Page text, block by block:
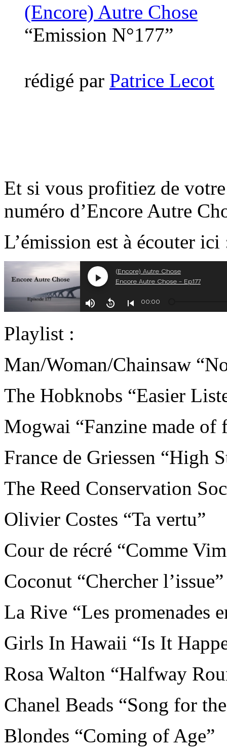
(Encore) Autre Chose
“Emission N°177”
rédigé par Patrice Lecot
Et si vous profitiez de
numéro d’Encore Autre
L’émission est à écouter ici
Playlist :
Man/Woman/Chainsaw
The Hobknobs “Easier
Mogwai “Fanzine made of
France de Griessen “High
The Reed Conservation
Olivier Costes “Ta vertu”
Cour de récré “Comme
Coconut “Chercher l’issue”
La Rive “Les promenades
Girls In Hawaii “Is It
Rosa Walton “Halfway
Chanel Beads “Song for
Blondes “Coming of Age”